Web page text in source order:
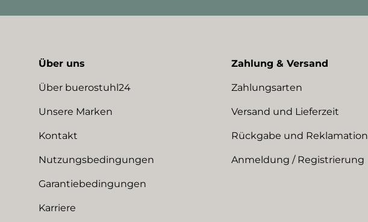
Über uns
Über buerostuhl24
Unsere Marken
Kontakt
Nutzungsbedingungen
Garantiebedingungen
Karriere
Zahlung & Versand
Zahlungsarten
Versand und Lieferzeit
Rückgabe und Reklamation
Anmeldung / Registrierung